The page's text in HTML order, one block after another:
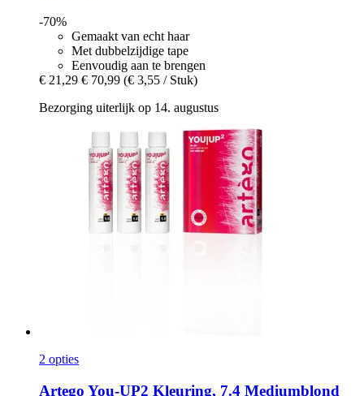
-70%
Gemaakt van echt haar
Met dubbelzijdige tape
Eenvoudig aan te brengen
€ 21,29 € 70,99 (€ 3,55 / Stuk)
Bezorging uiterlijk op 14. augustus
2 opties
Artego You-​UP2 Kleuring, 7.4 Mediumblond